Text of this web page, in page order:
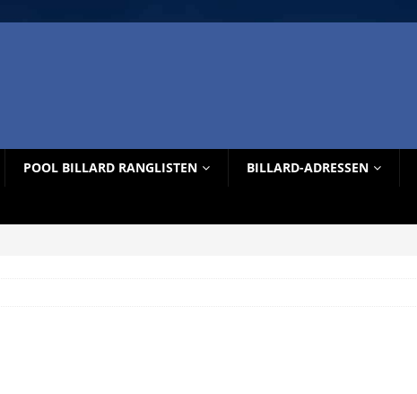
POOL BILLARD RANGLISTEN BILLARD-ADRESSEN